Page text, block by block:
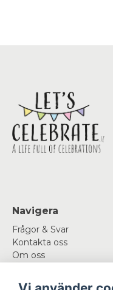
Navigera
Frågor & Svar
Kontakta oss
Om oss